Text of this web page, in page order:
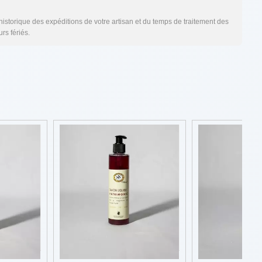
des expéditions de votre artisan et du temps de traitement des
fériés.